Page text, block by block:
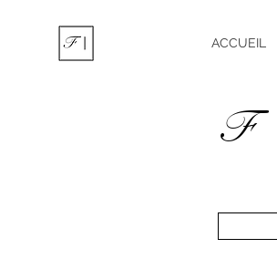
ACCUEIL
F